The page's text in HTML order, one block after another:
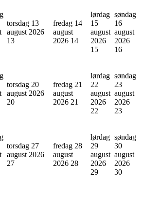
torsdag 13
august 2026
13
fredag 14
august
2026 14
lørdag
15
august
2026
15
søndag
16
august
2026
16
torsdag 20
august 2026
20
fredag 21
august
2026 21
lørdag
22
august
2026
22
søndag
23
august
2026
23
torsdag 27
august 2026
27
fredag 28
august
2026 28
lørdag
29
august
2026
29
søndag
30
august
2026
30